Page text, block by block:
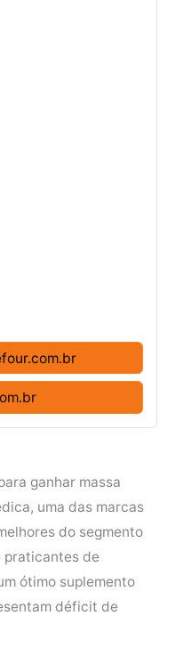
ganhar massa
uma das marcas
do segmento
praticantes de
ótimo suplemento
déficit de